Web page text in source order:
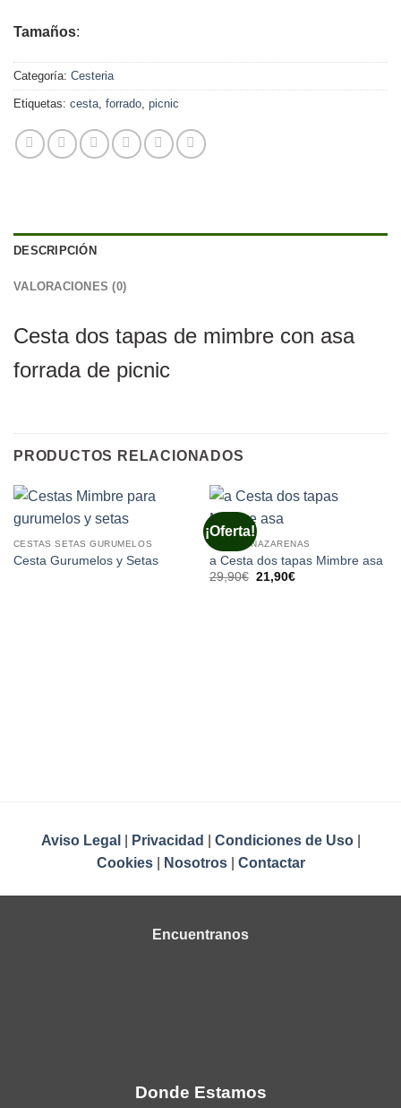
Tamaños:
Categoría: Cesteria
Etiquetas: cesta, forrado, picnic
DESCRIPCIÓN
VALORACIONES (0)
Cesta dos tapas de mimbre con asa
forrada de picnic
PRODUCTOS RELACIONADOS
CESTAS SETAS GURUMELOS
Cesta Gurumelos y Setas
¡Oferta!
CESTAS NAZARENAS
a Cesta dos tapas Mimbre asa
29,90€ El
21,90€El
Aviso Legal Privacidad Condiciones de Uso|
Cookies| Nosotros| Contactar
Encuentranos
Donde Estamos